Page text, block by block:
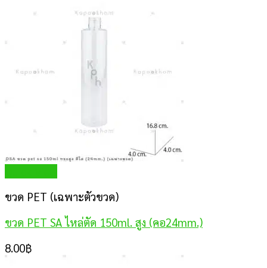
ขวด PET (เฉพาะตัวขวด)
ขวด PET SA ไหล่ตัด 150ml. สูง (คอ24mm.)
8.00฿